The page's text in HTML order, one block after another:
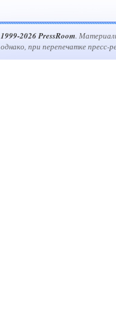
1999-2026 PressRoom.
однако, при перепечатке пресс-